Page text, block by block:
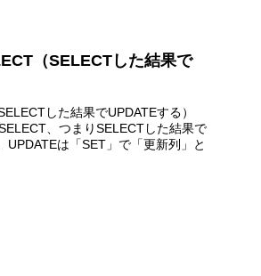
（SELECTした結果で
した結果でUPDATEする）
、つまりSELECTした結果で
UPDATEは「SET」で「更新列」と